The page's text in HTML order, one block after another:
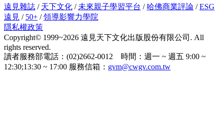
遠見雜誌 / 天下文化 / 未來親子學習平台 / 哈佛商業評論 /ESG
遠見 / 50+ /領導影響力學院
隱私權政策
Copyright© 1999~2026 遠見天下文化出版股份有限公司. All
rights reserved.
讀者服務部電話：(02)2662-0012 時間：週一 ~ 週五 9:00 ~
12:30;13:30 ~ 17:00 服務信箱： gvm@cwgv.com.tw